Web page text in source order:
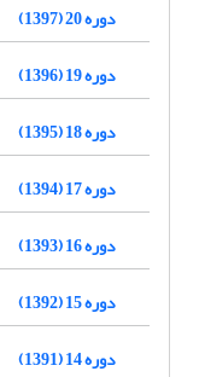
دوره 20 (1397)
دوره 19 (1396)
دوره 18 (1395)
دوره 17 (1394)
دوره 16 (1393)
دوره 15 (1392)
دوره 14 (1391)